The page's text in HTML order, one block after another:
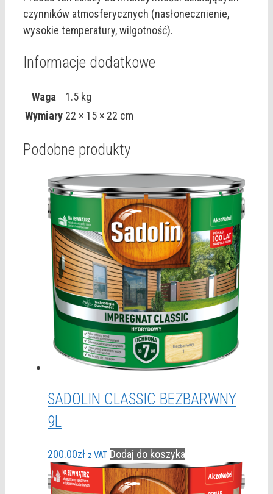
czynników atmosferycznych (nasłonecznienie,
wysokie temperatury, wilgotność).
Informacje dodatkowe
Waga
1.5 kg
Wymiary 22 × 15 × 22 cm
Podobne produkty
SADOLIN CLASSIC BEZBARWNY
9L
200.00zł z VAT Dodaj do koszyka